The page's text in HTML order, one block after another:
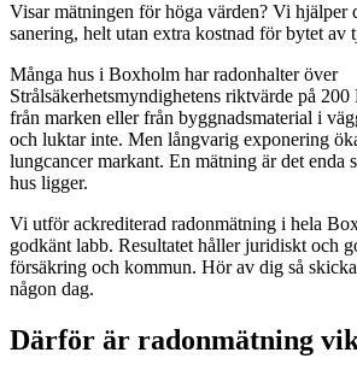
Visar mätningen för höga värden? Vi hjälper
sanering, helt utan extra kostnad för bytet av
Många hus i Boxholm har radonhalter över
Strålsäkerhetsmyndighetens riktvärde på
från marken eller från byggnadsmaterial i
och luktar inte. Men långvarig exponering
lungcancer markant. En mätning är det enda
hus ligger.
Vi utför ackrediterad radonmätning i hela
godkänt labb. Resultatet håller juridiskt och
försäkring och kommun. Hör av dig så
någon dag.
Därför är radonmätning